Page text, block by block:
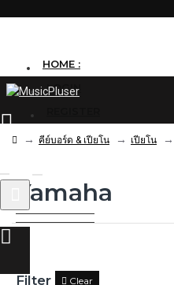
HOME :
LOGIN
0 รายการ - 0.00฿
คีย์บอร์ด & เปียโน เปียโน
Yamaha
Filter Clear